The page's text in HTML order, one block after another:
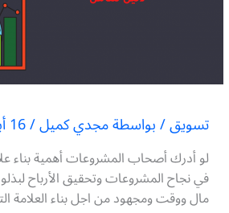
تسويق/ بواسطةمجدي كميل/16 أبريل، 2024
لو أدرك أصحاب المشروعات أهمية بناء
في نجاح المشروعات وتحقيق الأرباح
مال ووقت ومجهود من اجل بناء العلامة